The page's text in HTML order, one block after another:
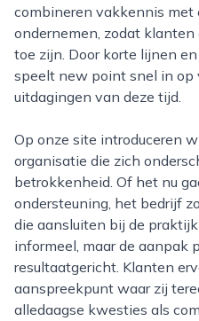
combineren vakkennis met
ondernemen, zodat
toe zijn. Door korte lijnen
speelt new point snel in op
uitdagingen van deze tijd.
Op onze site introduceren wij new point als een
organisatie die zich
betrokkenheid. Of het nu
ondersteuning, het bedrijf
die aansluiten bij de
informeel, maar de aanpak
resultaatgericht. Klanten
aanspreekpunt waar zij
alledaagse kwesties als